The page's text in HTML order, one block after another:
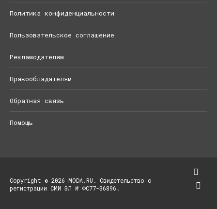
Политика конфиденциальности
Пользовательское соглашение
Рекламодателям
Правообладателям
Обратная связь
Помощь
Copyright © 2026 MODA.RU. Свидетельство о
регистрации СМИ ЭЛ № ФС77-36896.